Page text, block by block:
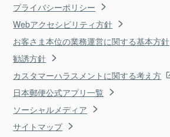
プライバシーポリシー
Webアクセシビリティ方針
お客さま本位の業務運営に関する基本方針
勧誘方針
カスタマーハラスメントに関する考え方
日本郵便公式アプリ一覧
ソーシャルメディア
サイトマップ